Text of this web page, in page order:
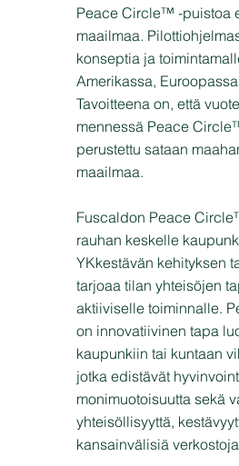
Peace Circle™ -puistoa
maailmaa.
konseptia ja
Amerikassa,
Tavoitteena on, että
mennessä Peace
perustettu sataan
maailmaa.
Fuscaldon Peace
rauhan keskelle
YKkestävän kehityksen
tarjoaa tilan yhteisöjen
aktiiviselle toiminnalle.
on innovatiivinen tapa
kaupunkiin tai kuntaan
jotka edistävät
monimuotoisuutta sekä
yhteisöllisyyttä,
kansainvälisiä